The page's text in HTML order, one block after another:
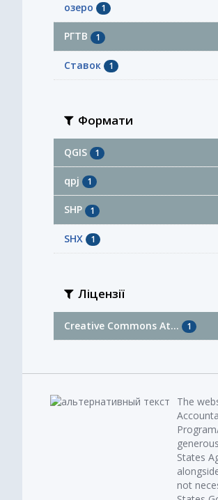
озеро 1
РГТВ 1
Ставок 1
Формати
QGIS 1
qpj 1
SHP 1
SHX 1
Ліцензії
Creative Commons At... 1
The
States
not